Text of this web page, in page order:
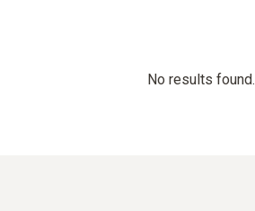
No results found.